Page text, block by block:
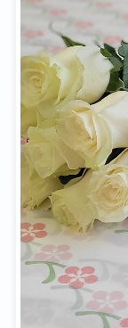
Růže 40cm
Bonboniery
Vína
Na pohřeb